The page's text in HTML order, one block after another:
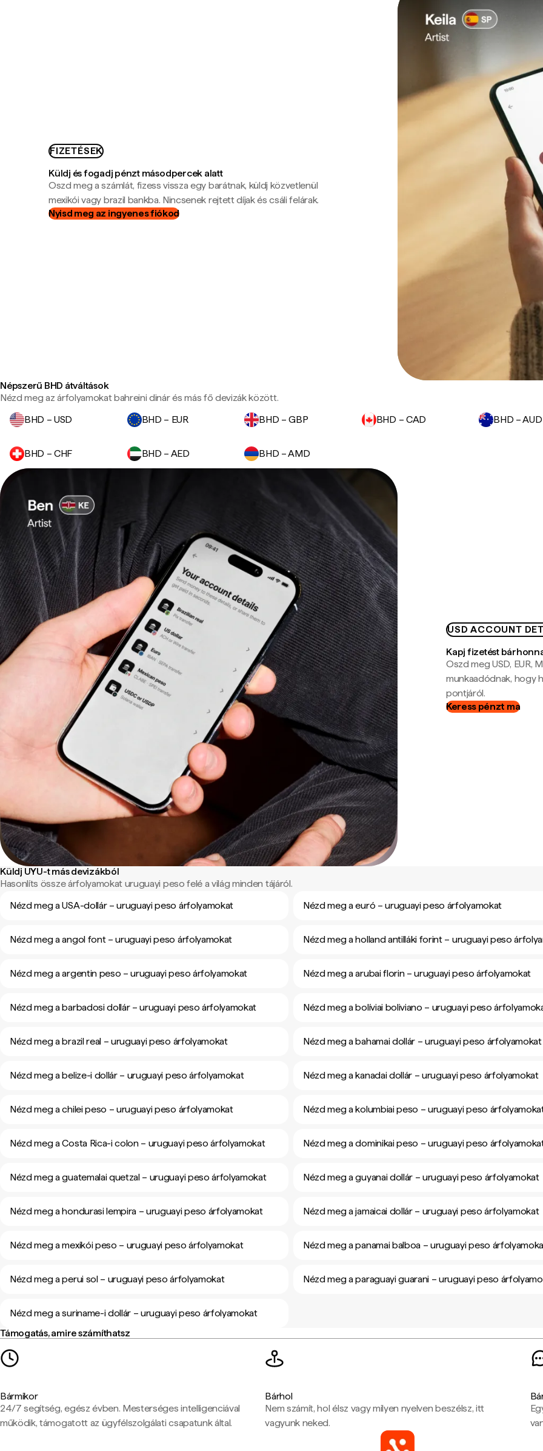
FIZETÉSEK
Küldj és fogadj pénzt másodpercek alatt
Oszd meg a számlát, fizess vissza egy barátnak, küldj közvetlenül
mexikói vagy brazil bankba. Nincsenek rejtett díjak és csáli felárak.
Nyisd meg az ingyenes fiókod
Népszerű BHD átváltások
Nézd meg az árfolyamokat bahreini dinár és más fő devizák között.
BHD – USD
BHD – EUR BHD – GBP BHD – CAD BHD – AUD
BHD – CHF BHD – AED BHD – AMD
USD ACCOUNT
Kapj fizetést
Oszd meg USD, EUR,
munkaadódnak, hogy
pontjáról.
Keress pénzt ma
Küldj UYU-t más devizákból
Hasonlíts össze árfolyamokat uruguayi peso felé a világ minden tájáról.
Nézd meg a USA-dollár – uruguayi peso árfolyamokat
Nézd meg a euró – uruguayi peso árfolyamokat
Nézd meg a angol font – uruguayi peso árfolyamokat Nézd meg a holland antilláki forint – uruguayi peso
Nézd meg a argentin peso – uruguayi peso árfolyamokat Nézd meg a arubai florin – uruguayi peso árfolyamokat
Nézd meg a barbadosi dollár – uruguayi peso árfolyamokat Nézd meg a bolíviai boliviano – uruguayi peso
Nézd meg a brazil real – uruguayi peso árfolyamokat Nézd meg a bahamai dollár – uruguayi peso árfolyamokat
Nézd meg a belize-i dollár – uruguayi peso árfolyamokat Nézd meg a kanadai dollár – uruguayi peso árfolyamokat
Nézd meg a chilei peso – uruguayi peso árfolyamokat Nézd meg a kolumbiai peso – uruguayi peso
Nézd meg a Costa Rica-i colon – uruguayi peso árfolyamokat Nézd meg a dominikai peso – uruguayi peso
Nézd meg a guatemalai quetzal – uruguayi peso árfolyamokat Nézd meg a guyanai dollár – uruguayi peso árfolyamokat
Nézd meg a hondurasi lempira – uruguayi peso árfolyamokat Nézd meg a jamaicai dollár – uruguayi peso árfolyamokat
Nézd meg a mexikói peso – uruguayi peso árfolyamokat Nézd meg a panamai balboa – uruguayi peso
Nézd meg a perui sol – uruguayi peso árfolyamokat Nézd meg a paraguayi guarani – uruguayi peso
Nézd meg a suriname-i dollár – uruguayi peso árfolyamokat
Támogatás, amire számíthatsz
Bármikor
24/7 segítség, egész évben. Mesterséges intelligenciával
működik, támogatott az ügyfélszolgálati csapatunk által.
Bárhol
Nem számít, hol élsz vagy milyen nyelven beszélsz, itt
vagyunk neked.